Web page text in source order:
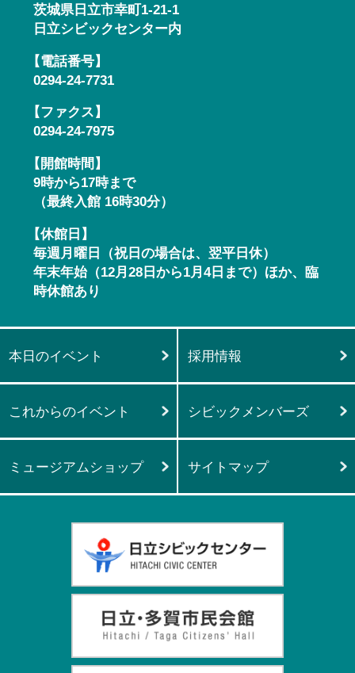
茨城県日立市幸町1-21-1
日立シビックセンター内
【電話番号】
0294-24-7731
【ファクス】
0294-24-7975
【開館時間】
9時から17時まで
（最終入館 16時30分）
【休館日】
毎週月曜日（祝日の場合は、翌平日休）
年末年始（12月28日から1月4日まで）ほか、臨
時休館あり
本日のイベント 採用情報
これからのイベント シビックメンバーズ
ミュージアムショップ サイトマップ